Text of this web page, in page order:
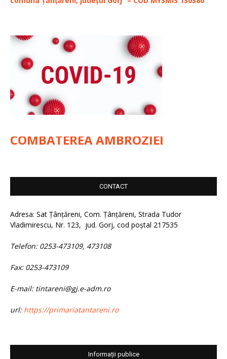
COMBATEREA AMBROZIEI
CONTACT
Adresa: Sat Țânțăreni, Com. Țânțăreni, Strada Tudor
Vladimirescu, Nr. 123, jud. Gorj, cod poștal 217535
Telefon: 0253-473109, 473108
Fax: 0253-473109
E-mail: tintareni@gj.e-adm.ro
url: https://primariatantareni.ro
Informații publice